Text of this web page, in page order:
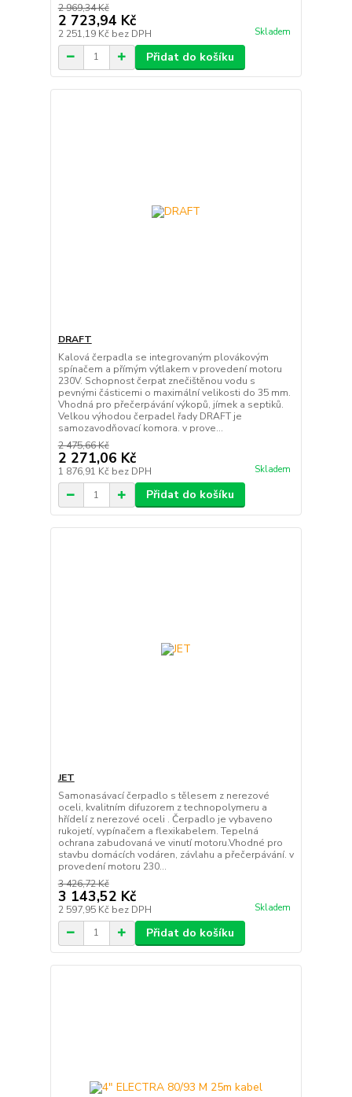
2 969,34 Kč
2 723,94 Kč
2 251,19 Kč bez DPH Skladem
Přidat do košíku
DRAFT
Kalová čerpadla se integrovaným plovákovým
spínačem a přímým výtlakem v provedení motoru
230V. Schopnost čerpat znečištěnou vodu s
pevnými částicemi o maximální velikosti do 35 mm.
Vhodná pro přečerpávání výkopů, jímek a septiků.
Velkou výhodou čerpadel řady DRAFT je
samozavodňovací komora. v prove...
2 475,66 Kč
2 271,06 Kč
1 876,91 Kč bez DPH Skladem
Přidat do košíku
JET
Samonasávací čerpadlo s tělesem z nerezové
oceli, kvalitním difuzorem z technopolymeru a
hřídelí z nerezové oceli . Čerpadlo je vybaveno
rukojetí, vypínačem a flexikabelem. Tepelná
ochrana zabudovaná ve vinutí motoru.Vhodné pro
stavbu domácích vodáren, závlahu a přečerpávání. v
provedení motoru 230...
3 426,72 Kč
3 143,52 Kč
2 597,95 Kč bez DPH Skladem
Přidat do košíku